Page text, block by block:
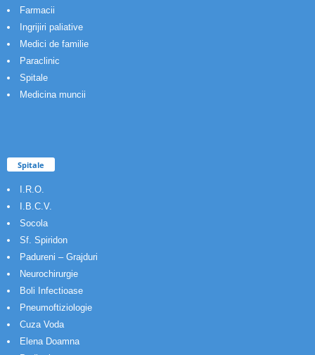
Farmacii
Ingrijiri paliative
Medici de familie
Paraclinic
Spitale
Medicina muncii
Spitale
I.R.O.
I.B.C.V.
Socola
Sf. Spiridon
Padureni – Grajduri
Neurochirurgie
Boli Infectioase
Pneumoftiziologie
Cuza Voda
Elena Doamna